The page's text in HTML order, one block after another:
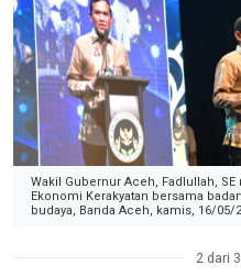
Wakil Gubernur Aceh, Fadlullah,
Ekonomi Kerakyatan bersama
budaya, Banda Aceh, kamis, 16/05/
2 dari